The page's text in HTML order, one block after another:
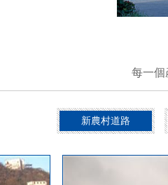
每一個
新農村道路